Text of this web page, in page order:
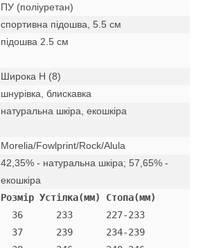
ПУ (поліуретан)
спортивна підошва, 5.5 см
підошва 2.5 см
Широка H (8)
шнурівка, блискавка
натуральна шкіра, екошкіра
Morelia/Fowlprint/Rock/Alula
42,35% - натуральна шкіра; 57,65% -
екошкіра
Розмір Устілка(мм) Стопа(мм)
  36      233      227-233
  37      239      234-239